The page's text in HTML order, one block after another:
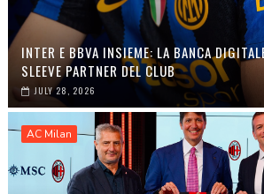
INTER E BBVA INSIEME: LA BANCA
SLEEVE PARTNER DEL CLUB
JULY 28, 2026
AC Milan